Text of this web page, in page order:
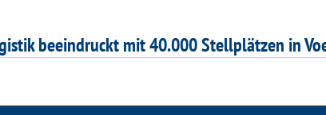
beeindruckt mit 40.000 Stellplätzen in